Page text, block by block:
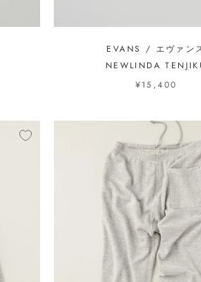
EVANS / エヴァン
NEWLINDA
¥15,400